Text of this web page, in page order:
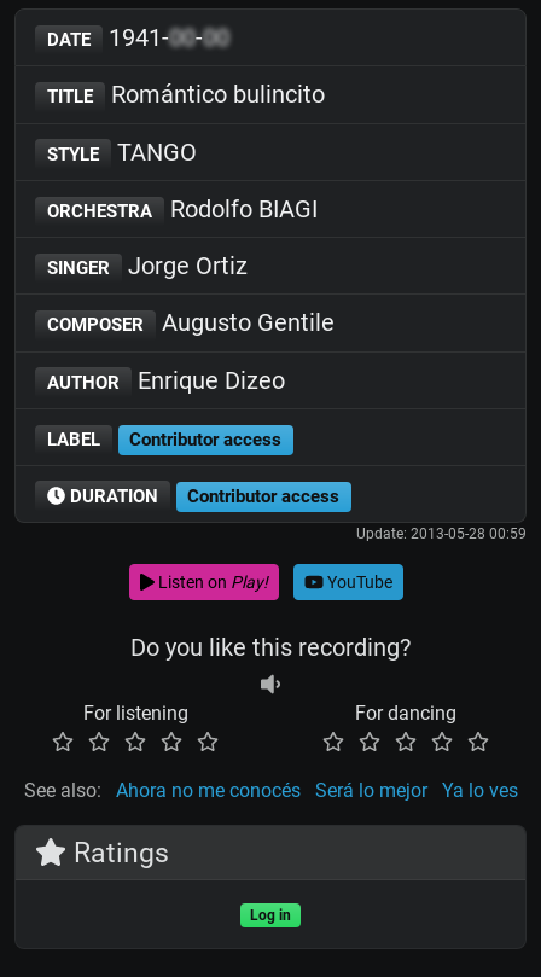
DATE 1941-00-00
TITLE Romántico bulincito
STYLE TANGO
ORCHESTRA Rodolfo BIAGI
SINGER Jorge Ortiz
COMPOSER Augusto Gentile
AUTHOR Enrique Dizeo
LABEL Contributor access
DURATION Contributor access
Update: 2013-05-28 00:59
Listen on Play! YouTube
Do you like this recording?
For listening For dancing
See also: Ahora no me conocés Será lo mejor Ya lo ves
Ratings
Log in